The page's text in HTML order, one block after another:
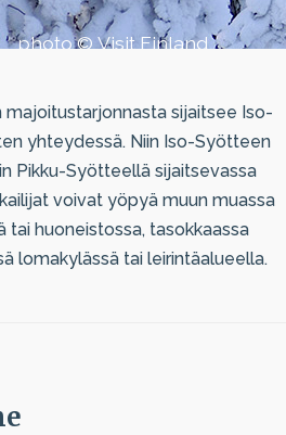
photo © Visit Finland
majoitustarjonnasta sijaitsee Iso-
yhteydessä. Niin Iso-Syötteen
Pikku-Syötteellä sijaitsevassa
voivat yöpyä muun muassa
tai huoneistossa, tasokkaassa
lomakylässä tai leirintäalueella.